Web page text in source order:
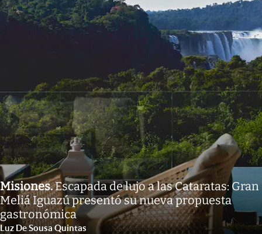
Misiones.Escapada de lujo a las Cataratas: Gran
Meliá Iguazú presentó su nueva propuesta
gastronómica
Luz De Sousa Quintas